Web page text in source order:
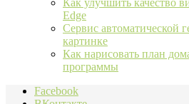
Как улучшить качество
Edge
Сервис автоматической
картинке
Как нарисовать план
программы
Facebook